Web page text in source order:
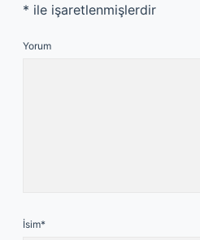
* ile işaretlenmişlerdir
Yorum
İsim*